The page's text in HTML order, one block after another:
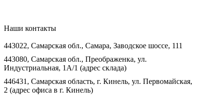
Наши контакты
443022, Самарская обл., Самара, Заводское шоссе, 111
443080, Самарская обл., Преображенка, ул.
Индустриальная, 1А/1 (адрес склада)
446431, Самарская область, г. Кинель, ул. Первомайская,
2 (адрес офиса в г. Кинель)